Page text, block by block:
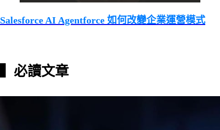
Salesforce AI Agentforce 如何改變企業運營模式
▍必讀文章